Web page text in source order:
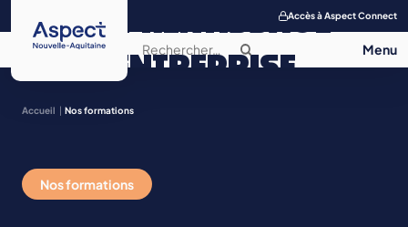
Accès à Aspect Connect
APPRENTISSAGE
ENTREPRISE
SALON DE
CONTACT
Accueil Nos formations
Nos formations